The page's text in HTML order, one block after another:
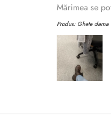
Mărimea se
Produs: Ghete